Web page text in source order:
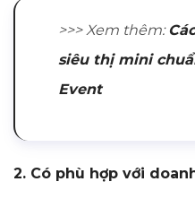
>>> Xem thêm:
siêu thị mini
Event
2. Có phù hợp với